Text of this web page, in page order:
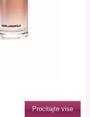
Procitajte vise